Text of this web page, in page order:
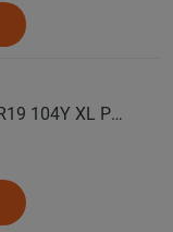
COMFORSER Автошина 255/45 ZR19 104Y XL PURESPEED лето